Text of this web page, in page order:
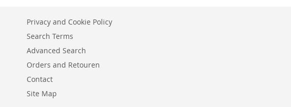
Privacy and Cookie Policy
Search Terms
Advanced Search
Orders and Retouren
Contact
Site Map